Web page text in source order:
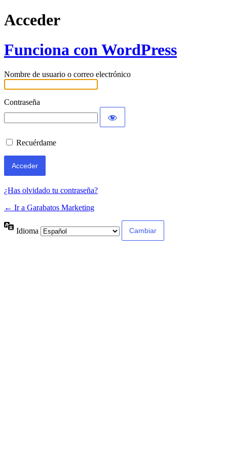
Acceder
Funciona con WordPress
Nombre de usuario o correo electrónico
Contraseña
Recuérdame
¿Has olvidado tu contraseña?
← Ir a Garabatos Marketing
Idioma